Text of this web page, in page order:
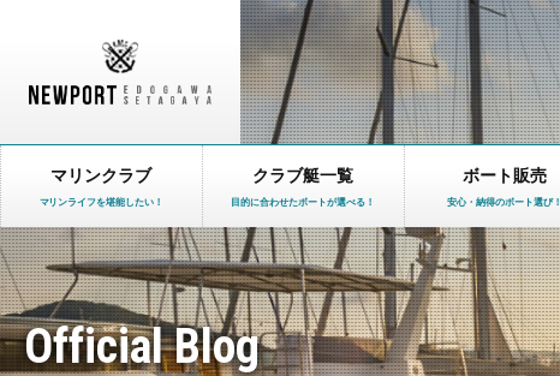
マリンクラブ
マリンライフを堪能したい！
クラブ艇一覧
目的に合わせたボートが選べる！
ボート販売
安心・納得のボート選び！
Official Blog